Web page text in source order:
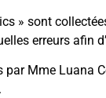
» sont
erreurs afin
par Mme Luana